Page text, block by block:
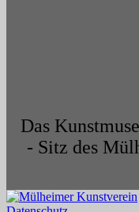
Das
- Sitz des